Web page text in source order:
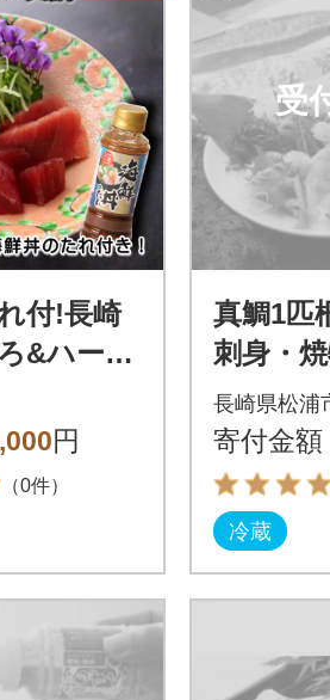
付!長崎
&ハーブ
柵セッ
円
（0件）
受
真鯛1匹
刺身・
いやす
鯛バイ
長崎県松浦
寄付金額
冷蔵